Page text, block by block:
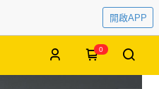
開啟APP
0